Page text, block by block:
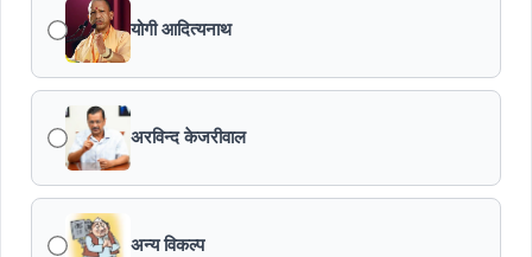
योगी आदित्यनाथ
अरविन्द केजरीवाल
अन्य विकल्प